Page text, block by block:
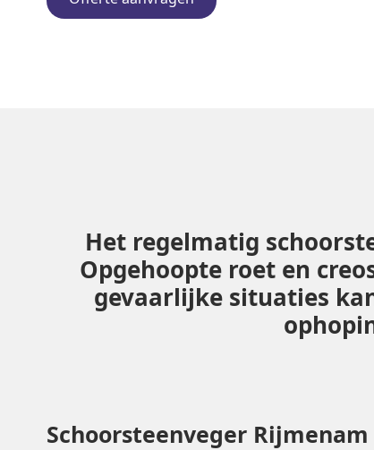
Het regelmatig
Opgehoopte roet en
gevaarlijke situaties
Schoorsteenveger Rijmenam